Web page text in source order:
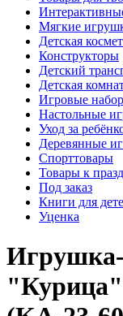
Мягкие
Детская
Конструкторы
Детский
Детская
Игровые
Настольные
Уход за
Деревянные
Спорттовары
Товары к
Под заказ
Книги для
Уценка
Игрушка-
"Курица"